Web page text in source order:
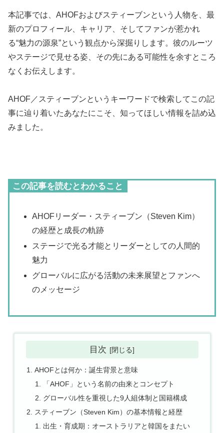
本記事では、AHOFおよびスティーブンという人物を、最
新のプロフィール、キャリア、そしてファンが惹かれ
る“魅力の源泉”という観点から深掘りします。彼のルーツ
やステージで見せる姿、その先にある可能性を余すところ
なくお伝えします。
AHOF／スティーブンというキーワードで検索してこの記
事に辿り着いたあなたにこそ、知ってほしい情報を詰め込
みました。
この記事を読むとわかること
AHOFリーダー・スティーブン（Steven Kim）
の経歴と成長の軌跡
ステージで光る才能とリーダーとしての人間的
魅力
グローバルに広がる活動の未来展望とファンへ
のメッセージ
目次
AHOFとは何か：誕生背景と意味
「AHOF」という名前の由来とコンセプト
グローバル性を重視した9人組体制と国籍構成
スティーブン（Steven Kim）の基本情報と経歴
出生・育成期：オーストラリアと韓国をまたい